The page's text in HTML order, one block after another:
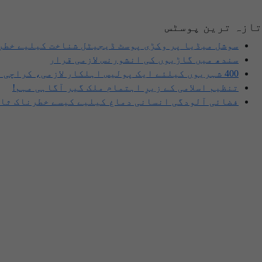
تازہ ترین پوسٹس
سوشل میڈیا پر وکڑی پوسٹ ڈیجیٹل شناخت کیلیے
سندھ میں گاڑیوں کی انشورنس لازمی قرار
400 شہریوں کیلئے ایک پولیس اہلکار لازمی، کراچی میں صورتحال کیا ہے؟
تنظیم اسلامی کے زیرِ اہتمام ملک گیر آگاہی مہم!
فضائی آلودگی انسانی دماغ کیلیے کیسے خطرناک